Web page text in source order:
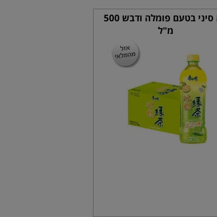
תה סיני בטעם פומלה ודבש 500
מ"ל